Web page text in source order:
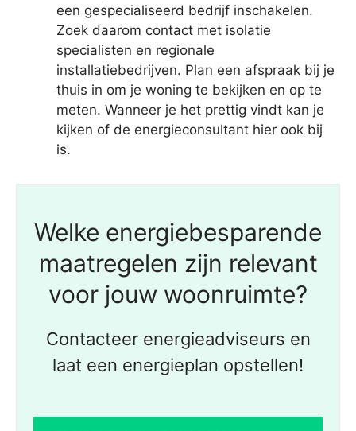
een gespecialiseerd bedrijf inschakelen.
Zoek daarom contact met isolatie
specialisten en regionale
installatiebedrijven. Plan een afspraak bij je
thuis in om je woning te bekijken en op te
meten. Wanneer je het prettig vindt kan je
kijken of de energieconsultant hier ook bij
is.
Welke energiebesparende
maatregelen zijn relevant
voor jouw woonruimte?
Contacteer energieadviseurs en
laat een energieplan opstellen!